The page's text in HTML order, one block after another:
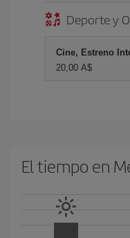
Deporte y
Cine, Estreno
20,00 A$
El tiempo en